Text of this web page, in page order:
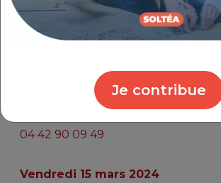
Je contribue
communication « artisan propre ».
transport est pris en charge par les
53-55, avenue de l'Europe
04 42 90 09 49
Vendredi 15 mars 2024